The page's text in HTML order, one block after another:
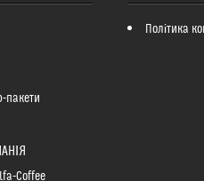
пакети
Політика
Coffee